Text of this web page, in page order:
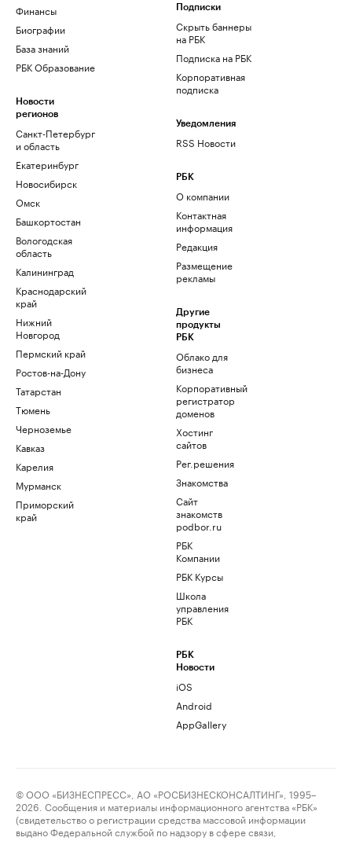
Финансы
Биографии
База знаний
РБК Образование
Новости
регионов
Санкт-Петербург
и область
Екатеринбург
Новосибирск
Омск
Башкортостан
Вологодская
область
Калининград
Краснодарский
край
Нижний
Новгород
Пермский край
Ростов-на-Дону
Татарстан
Тюмень
Черноземье
Кавказ
Карелия
Мурманск
Приморский
край
Подписки
Скрыть баннеры
на РБК
Подписка на РБК
Корпоративная
подписка
Уведомления
RSS Новости
РБК
О компании
Контактная
информация
Редакция
Размещение
рекламы
Другие
продукты
РБК
Облако для
бизнеса
Корпоративный
регистратор
доменов
Хостинг
сайтов
Рег.решения
Знакомства
Сайт
знакомств
podbor.ru
РБК
Компании
РБК Курсы
Школа
управления
РБК
РБК
Новости
iOS
Android
AppGallery
© ООО «БИЗНЕСПРЕСС», АО «РОСБИЗНЕСКОНСАЛТИНГ», 1995–
2026. Сообщения и материалы информационного агентства «РБК»
(свидетельство о регистрации средства массовой информации
выдано Федеральной службой по надзору в сфере связи,